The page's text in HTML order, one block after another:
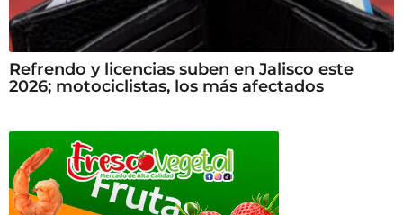
Refrendo y licencias suben en Jalisco este
2026; motociclistas, los más afectados